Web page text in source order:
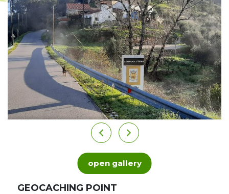
open gallery
GEOCACHING POINT